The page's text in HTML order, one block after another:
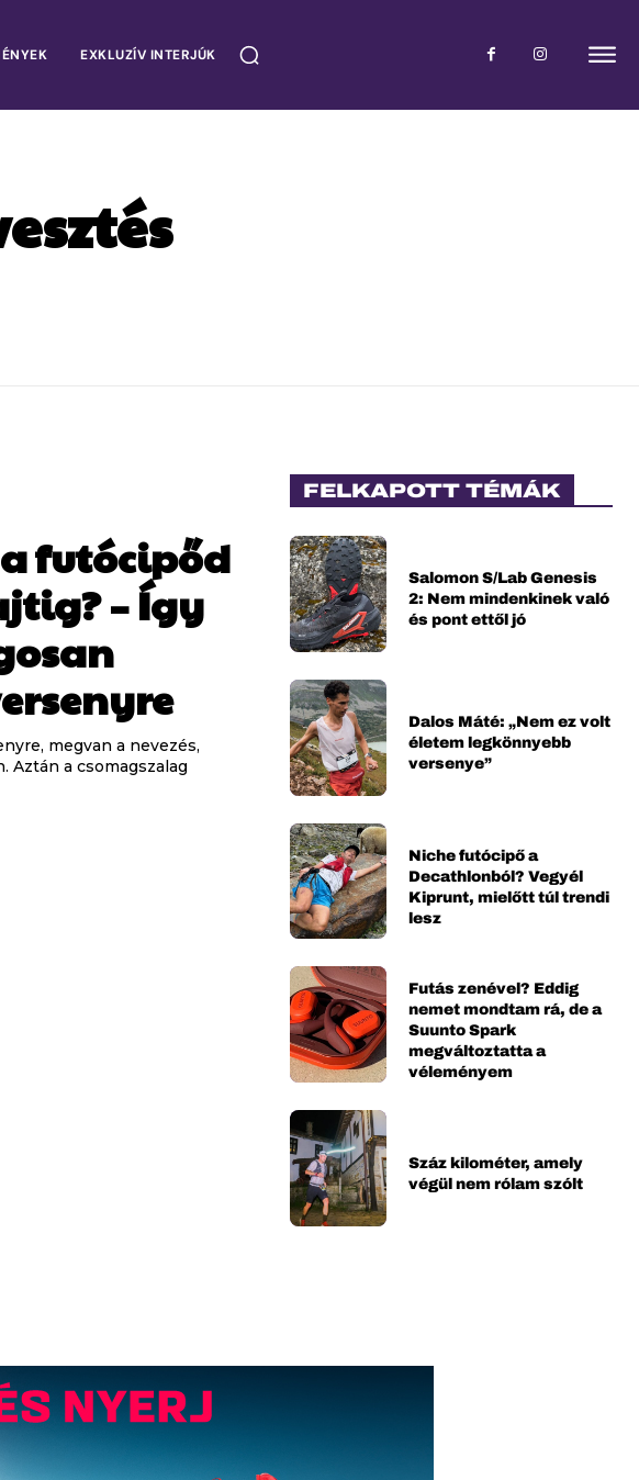
EXKLUZÍV INTERJÚK
futócipőd
– Így
megvan a nevezés,
Aztán a csomagszalag
FELKAPOTT TÉMÁK
Salomon S/Lab Genesis
2: Nem mindenkinek való
és pont ettől jó
Dalos Máté: „Nem ez volt
életem legkönnyebb
versenye”
Niche futócipő a
Decathlonból? Vegyél
Kiprunt, mielőtt túl trendi
lesz
Futás zenével? Eddig
nemet mondtam rá, de a
Suunto Spark
megváltoztatta a
véleményem
Száz kilométer, amely
végül nem rólam szólt